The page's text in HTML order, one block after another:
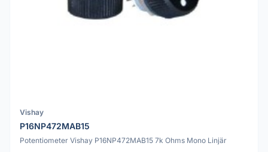
Vishay
P16NP472MAB15
Potentiometer Vishay P16NP472MAB15 7k Ohms Mono Linjär